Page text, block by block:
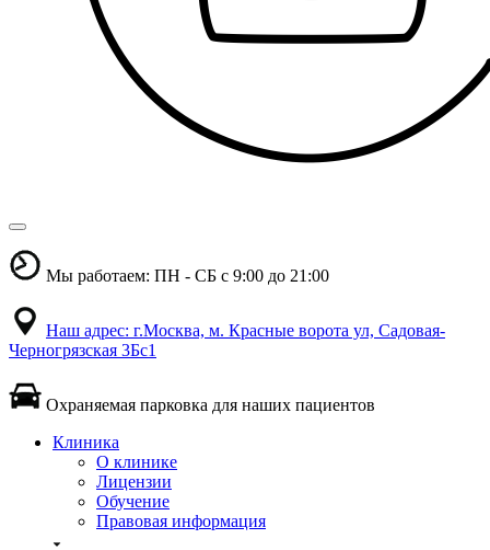
Мы работаем: ПН - СБ с 9:00 до 21:00
Наш адрес: г.Москва, м. Красные ворота ул, Садовая-
Черногрязская 3Бс1
Охраняемая парковка для наших пациентов
Клиника
О клинике
Лицензии
Обучение
Правовая информация